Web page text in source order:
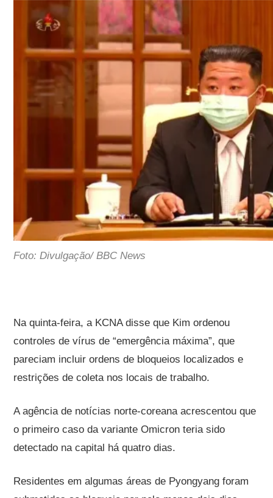
Foto: Divulgação/ BBC News
Na quinta-feira, a KCNA disse que Kim ordenou
controles de vírus de “emergência máxima”, que
pareciam incluir ordens de bloqueios localizados e
restrições de coleta nos locais de trabalho.
A agência de notícias norte-coreana acrescentou que
o primeiro caso da variante Omicron teria sido
detectado na capital há quatro dias.
Residentes em algumas áreas de Pyongyang foram